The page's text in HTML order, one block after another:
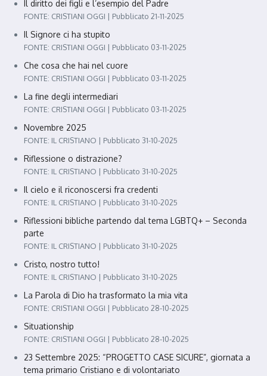
Il diritto dei figli e l’esempio del Padre
FONTE: CRISTIANI OGGI Pubblicato 21-11-2025
Il Signore ci ha stupito
FONTE: CRISTIANI OGGI Pubblicato 03-11-2025
Che cosa che hai nel cuore
FONTE: CRISTIANI OGGI Pubblicato 03-11-2025
La fine degli intermediari
FONTE: CRISTIANI OGGI Pubblicato 03-11-2025
Novembre 2025
FONTE: IL CRISTIANO Pubblicato 31-10-2025
Riflessione o distrazione?
FONTE: IL CRISTIANO Pubblicato 31-10-2025
Il cielo e il riconoscersi fra credenti
FONTE: IL CRISTIANO Pubblicato 31-10-2025
Riflessioni bibliche partendo dal tema LGBTQ+ – Seconda
parte
FONTE: IL CRISTIANO Pubblicato 31-10-2025
Cristo, nostro tutto!
FONTE: IL CRISTIANO Pubblicato 31-10-2025
La Parola di Dio ha trasformato la mia vita
FONTE: CRISTIANI OGGI Pubblicato 28-10-2025
Situationship
FONTE: CRISTIANI OGGI Pubblicato 28-10-2025
23 Settembre 2025: “PROGETTO CASE SICURE”, giornata a
tema primario Cristiano e di volontariato